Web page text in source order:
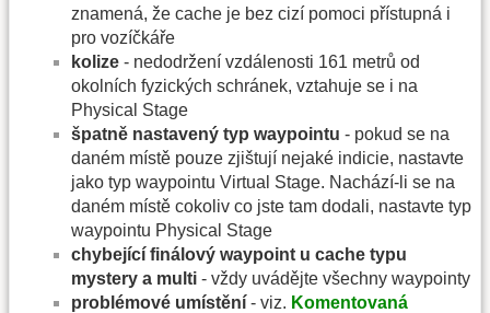
znamená, že cache je bez cizí pomoci přístupná i
pro vozíčkáře
kolize - nedodržení vzdálenosti 161 metrů od
okolních fyzických schránek, vztahuje se i na
Physical Stage
špatně nastavený typ waypointu - pokud se na
daném místě pouze zjištují nejaké indicie, nastavte
jako typ waypointu Virtual Stage. Nachází-li se na
daném místě cokoliv co jste tam dodali, nastavte typ
waypointu Physical Stage
chybející finálový waypoint u cache typu
mystery a multi - vždy uvádějte všechny waypointy
problémové umístění - viz. Komentovaná